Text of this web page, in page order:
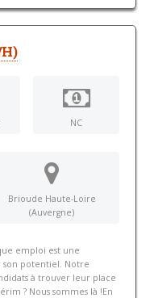
NC
Brioude Haute-Loire
(Auvergne)
emploi est une
potentiel. Notre
à trouver leur place
? Nous sommes là !En